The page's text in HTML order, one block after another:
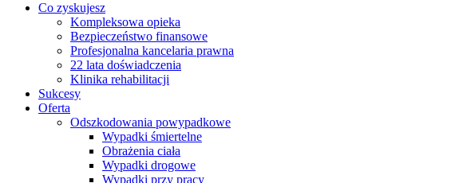
Co zyskujesz
Kompleksowa opieka
Bezpieczeństwo finansowe
Profesjonalna kancelaria prawna
22 lata doświadczenia
Klinika rehabilitacji
Sukcesy
Oferta
Odszkodowania powypadkowe
Wypadki śmiertelne
Obrażenia ciała
Wypadki drogowe
Wypadki przy pracy